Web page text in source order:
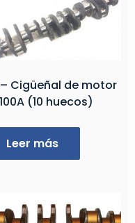
– Cigüeñal de motor
(10 huecos)
Leer más